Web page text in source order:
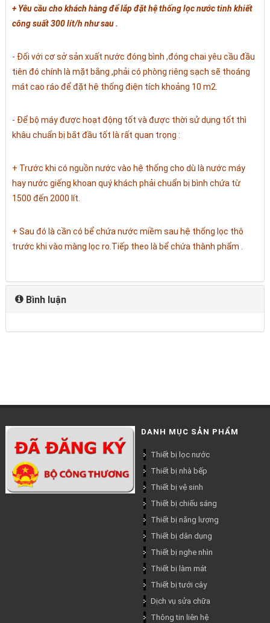
+ Yêu cầu cho khách hàng để lắp đặt hệ thống lọc nước tinh khiết
công suất 300 lít/h như sau .
- Đối với cơ sở sản xuất nước đóng bình ,đóng chai yêu cầu đầu
tiên đó chính là mặt bằng ,phải có phòng riêng sạch sẽ thoáng
mát cao ráo để đặt hệ thống điện tích khoảng 10 m2.
- Để bộ máy được hoạt động tốt và được thời sử dụng tốt thì
khâu chuẩn bị bắt đầu tốt là rất quan trọng :
+ Trước khi có nguồn nước vào hệ thống cho dù là nước máy
hay nước giếng khoan quý khách phải chuẩn bị bình chứa từ
1500 đến 2000 lít.
+ Sau đó là cần có bể chứa nước miềm sau hệ thống lọc thô
trước khi vào màng lọc ro.Tiếp theo là bể chứa thành phẩm .
Bình luận
DANH MỤC SẢN PHẨM
Thiết bị lọc nước
Thiết bị nhà bếp
Thiết bị vệ sinh
Thiết bị chiếu sáng
Thiết bị năng lượng
Thiết bị dân dụng
Thiết bị nghe nhìn
Thiết bị làm mát
Thiết bị tưới cây
Dịch vụ sửa chữa
Thông tin liên hệ